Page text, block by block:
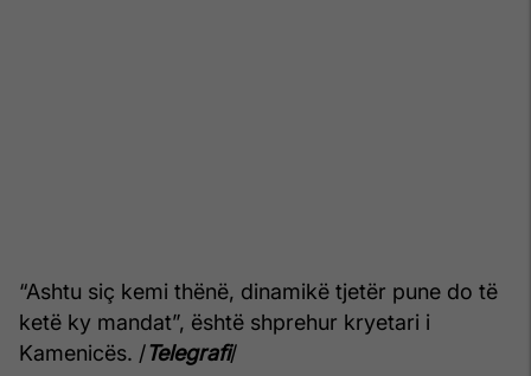
“Ashtu siç kemi thënë, dinamikë tjetër pune do të
ketë ky mandat”, është shprehur kryetari i
Kamenicës. /Telegrafi/